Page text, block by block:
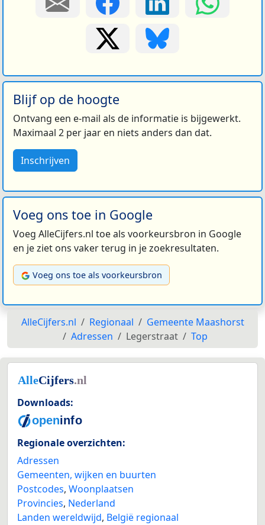
Blijf op de hoogte
Ontvang een e-mail als de informatie is bijgewerkt.
Maximaal 2 per jaar en niets anders dan dat.
Inschrijven
Voeg ons toe in Google
Voeg AlleCijfers.nl toe als voorkeursbron in Google
en je ziet ons vaker terug in je zoekresultaten.
Voeg ons toe als voorkeursbron
AlleCijfers.nl Regionaal
Gemeente Maashorst
Adressen
Legerstraat Top
Downloads:
Regionale overzichten:
Adressen
Gemeenten, wijken en buurten
Postcodes, Woonplaatsen
Provincies, Nederland
Landen wereldwijd, België regionaal